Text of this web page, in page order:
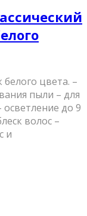
цвета. –
пыли – для
до 9
волос –
и